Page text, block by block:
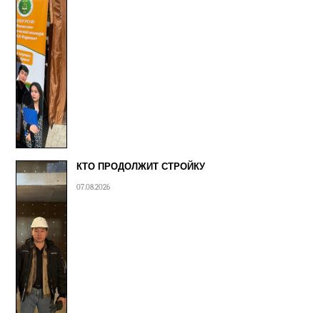
КТО ПРОДОЛЖИТ СТРОЙКУ
07.08.2026